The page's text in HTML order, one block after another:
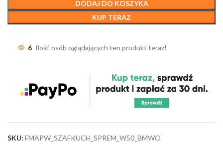
DODAJ DO KOSZYKA
KUP TERAZ
6 Ilość osób oglądających ten produkt teraz!
SKU: FMAPW_SZAFKUCH_SPREM_W50_BMWO